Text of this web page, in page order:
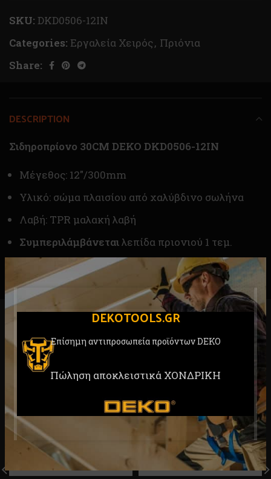
DEKOTOOLS.GR
Επίσημη αντιπροσωπεία προϊόντων DEKO
Πώληση αποκλειστικά ΧΟΝΔΡΙΚΗ
SKU: DKD0506-12IN
Categories: Εργαλεία Χειρός, Πριόνια
Share:
DESCRIPTION
Σιδηροπρίονο 30CM DEKO DKD0506-12IN
Μέγεθος: 12″/300mm
Υλικό: σώμα πλαισίου από χαλύβδινο σωλήνα
Λαβή: TPR μαλακή λαβή
Συμπεριλάμβάνεταιλεπίδα πριονιού 1 τεμ.
RELATED PRODUCTS